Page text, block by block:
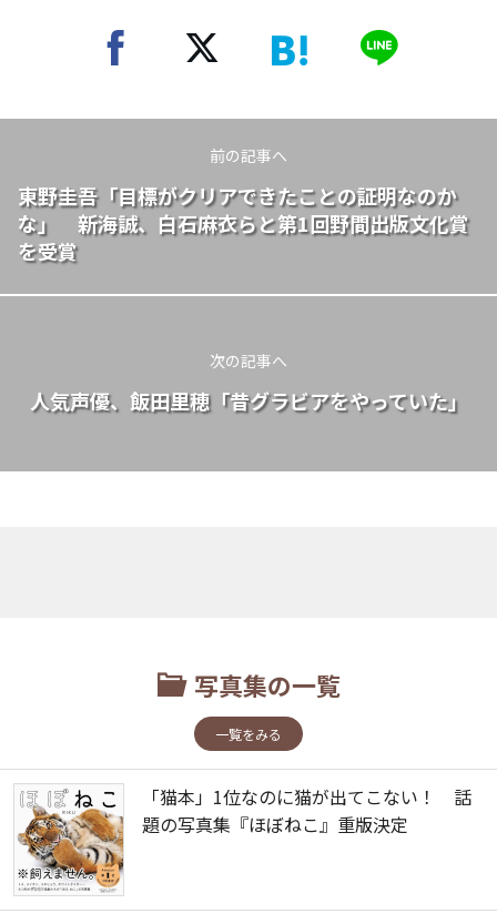
前の記事へ
東野圭吾「目標がクリアできたことの証明なのか
な」 新海誠、白石麻衣らと第1回野間出版文化賞
を受賞
次の記事へ
人気声優、飯田里穂「昔グラビアをやっていた」
写真集の一覧
一覧をみる
「猫本」1位なのに猫が出てこない！ 話
題の写真集『ほぼねこ』重版決定